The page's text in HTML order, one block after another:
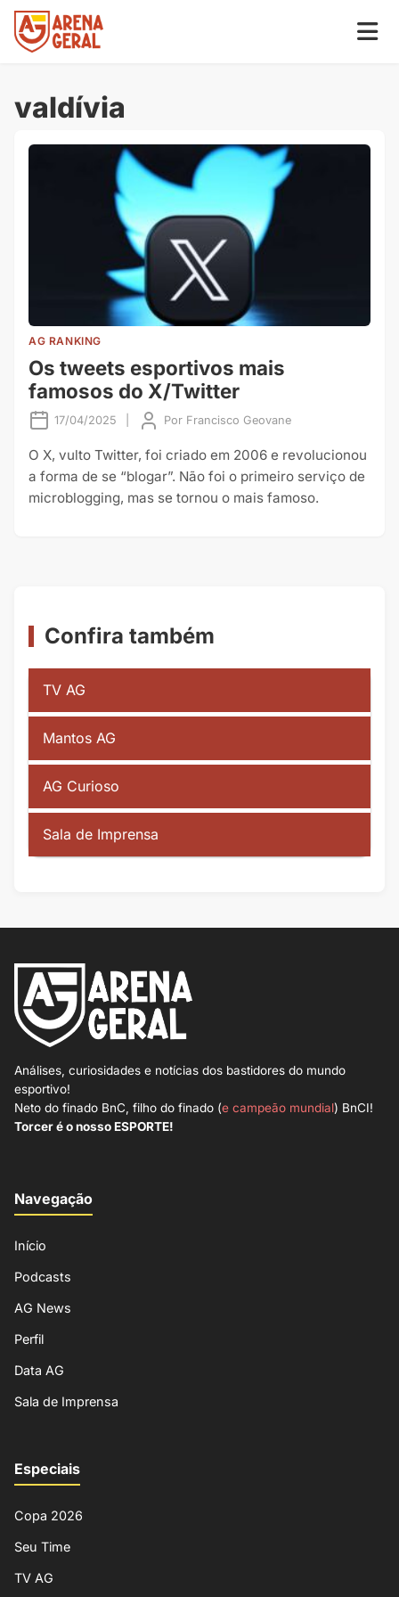
valdívia
AG RANKING
Os tweets esportivos mais
famosos do X/Twitter
17/04/2025 Por Francisco Geovane
O X, vulto Twitter, foi criado em 2006 e revolucionou
a forma de se “blogar”. Não foi o primeiro serviço de
microblogging, mas se tornou o mais famoso.
Confira também
TV AG
Mantos AG
AG Curioso
Sala de Imprensa
Análises, curiosidades e notícias dos bastidores do mundo
esportivo!
Neto do finado BnC, filho do finado (e campeão mundial) BnCI!
Torcer é o nosso ESPORTE!
Navegação
Início
Podcasts
AG News
Perfil
Data AG
Sala de Imprensa
Especiais
Copa 2026
Seu Time
TV AG